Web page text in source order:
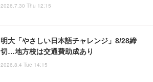
2026.7.30 Thu 12:15
明大「やさしい日本語チャレンジ」8/28締
切…地方校は交通費助成あり
2026.8.4 Tue 14:15